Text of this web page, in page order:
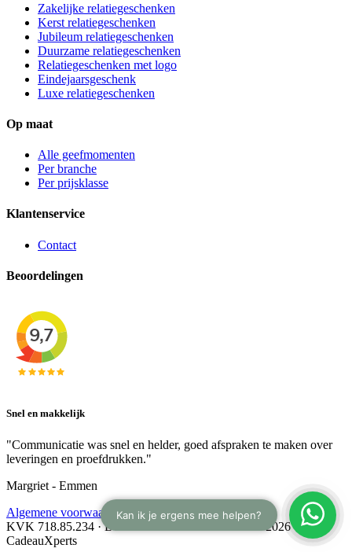
Zakelijke relatiegeschenken
Kerst relatiegeschenken
Jubileum relatiegeschenken
Duurzame relatiegeschenken
Relatiegeschenken met logo
Eindejaarsgeschenk
Luxe relatiegeschenken
Op maat
Alle geefmomenten
Per branche
Per prijsklasse
Klantenservice
Contact
Beoordelingen
Snel en makkelijk
"Communicatie was snel en helder, goed afspraken te maken over
leveringen en proefdrukken."
Margriet - Emmen
Algemene voorwaarden
KVK 718.85.234 · BTW NL 8588.88.208.B01 · © 2026
CadeauXperts